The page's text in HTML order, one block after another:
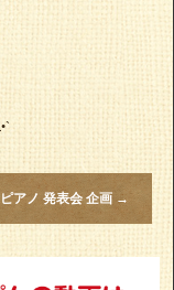
この機会を 大事にして ぜひともご覧下さいyoshie'‎´•ﻌ•`
ピアノ 発表会 企画 →